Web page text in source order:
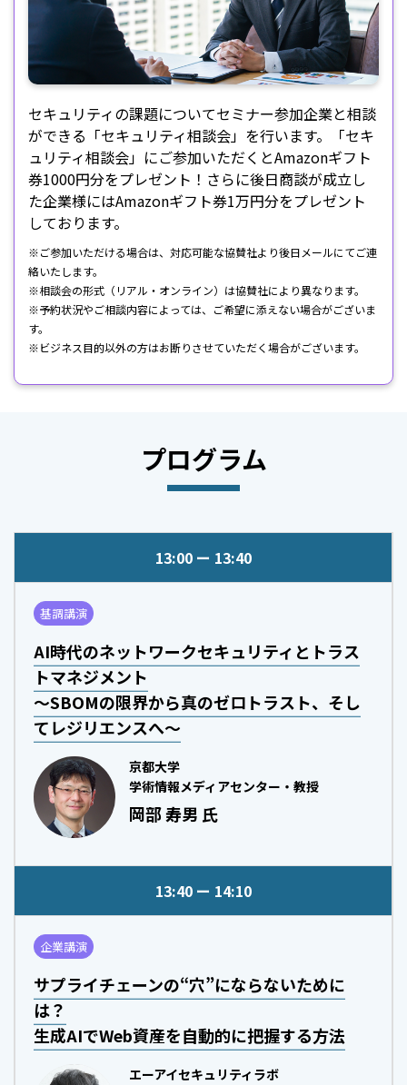
セキュリティの課題についてセミナー参加企業と相談
ができる「セキュリティ相談会」を行います。「セキ
ュリティ相談会」にご参加いただくとAmazonギフト
券1000円分をプレゼント！さらに後日商談が成立し
た企業様にはAmazonギフト券1万円分をプレゼント
しております。
※ご参加いただける場合は、対応可能な協賛社より後日メールにてご連
絡いたします。
※相談会の形式（リアル・オンライン）は協賛社により異なります。
※予約状況やご相談内容によっては、ご希望に添えない場合がございま
す。
※ビジネス目的以外の方はお断りさせていただく場合がございます。
プログラム
13:00 13:40
基調講演
AI時代のネットワークセキュリティとトラス
トマネジメント
～SBOMの限界から真のゼロトラスト、そし
てレジリエンスへ～
京都大学
学術情報メディアセンター・教授
岡部 寿男 氏
13:40 14:10
企業講演
サプライチェーンの“穴”にならないために
は？
生成AIでWeb資産を自動的に把握する方法
エーアイセキュリティラボ